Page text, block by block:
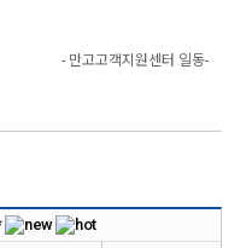
센터 일동-